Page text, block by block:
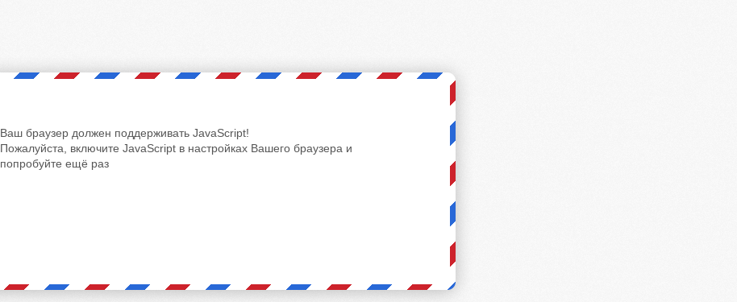
Ваш браузер должен поддерживать JavaScript!
Пожалуйста, включите JavaScript в настройках Вашего браузера и
попробуйте ещё раз